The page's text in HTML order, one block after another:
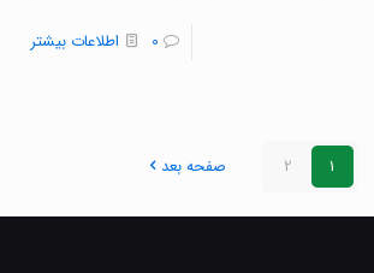
0 اطلاعات بیشتر
1
2 صفحه بعد